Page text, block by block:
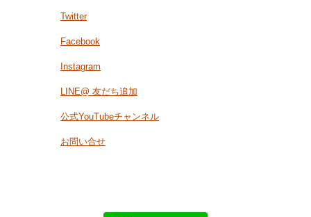
Twitter
Facebook
Instagram
LINE@ 友だち追加
公式YouTubeチャンネル
お問い合せ